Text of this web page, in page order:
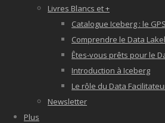
Livres Blancs et +
Catalogue Iceberg : le
Comprendre le Data
Êtes-vous prêts pour le
Introduction à Iceberg
Le rôle du Data
Newsletter
Plus